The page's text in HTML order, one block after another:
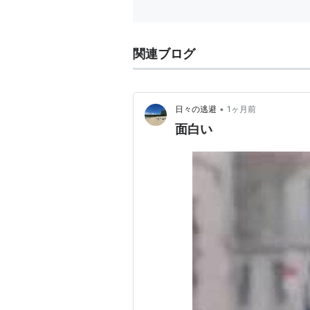
関連ブログ
日々の逃避 • 1ヶ月前
面白い